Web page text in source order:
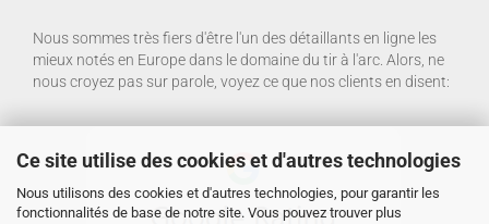
Ce site utilise des cookies et d'autres technologies
Nous utilisons des cookies et d'autres technologies, pour garantir les
fonctionnalités de base de notre site. Vous pouvez trouver plus
Nous sommes très fiers d'être l'un des détaillants en ligne les
mieux notés en Europe dans le domaine du tir à l'arc. Alors, ne
nous croyez pas sur parole, voyez ce que nos clients en disent: